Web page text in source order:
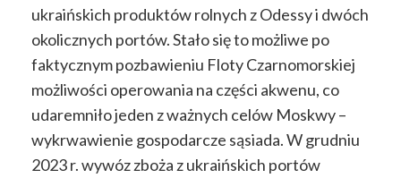
ukraińskich produktów rolnych z Odessy i dwóch
okolicznych portów. Stało się to możliwe po
faktycznym pozbawieniu Floty Czarnomorskiej
możliwości operowania na części akwenu, co
udaremniło jeden z ważnych celów Moskwy –
wykrwawienie gospodarcze sąsiada. W grudniu
2023 r. wywóz zboża z ukraińskich portów